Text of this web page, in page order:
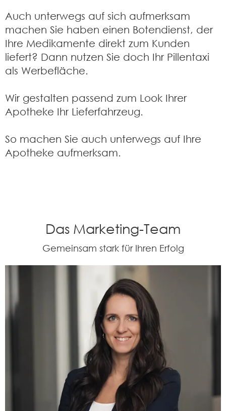
Auch unterwegs auf sich aufmerksam
machen Sie haben einen Botendienst, der
Ihre Medikamente direkt zum Kunden
liefert? Dann nutzen Sie doch Ihr Pillentaxi
als Werbefläche.
Wir gestalten passend zum Look Ihrer
Apotheke Ihr Lieferfahrzeug.
So machen Sie auch unterwegs auf Ihre
Apotheke aufmerksam.
Das Marketing-Team
Gemeinsam stark für Ihren Erfolg